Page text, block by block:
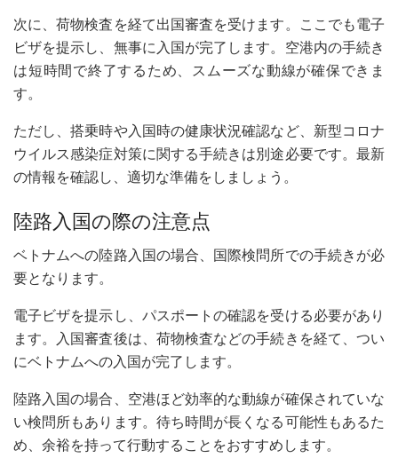
次に、荷物検査を経て出国審査を受けます。ここでも電子
ビザを提示し、無事に入国が完了します。空港内の手続き
は短時間で終了するため、スムーズな動線が確保できま
す。
ただし、搭乗時や入国時の健康状況確認など、新型コロナ
ウイルス感染症対策に関する手続きは別途必要です。最新
の情報を確認し、適切な準備をしましょう。
陸路入国の際の注意点
ベトナムへの陸路入国の場合、国際検問所での手続きが必
要となります。
電子ビザを提示し、パスポートの確認を受ける必要があり
ます。入国審査後は、荷物検査などの手続きを経て、つい
にベトナムへの入国が完了します。
陸路入国の場合、空港ほど効率的な動線が確保されていな
い検問所もあります。待ち時間が長くなる可能性もあるた
め、余裕を持って行動することをおすすめします。